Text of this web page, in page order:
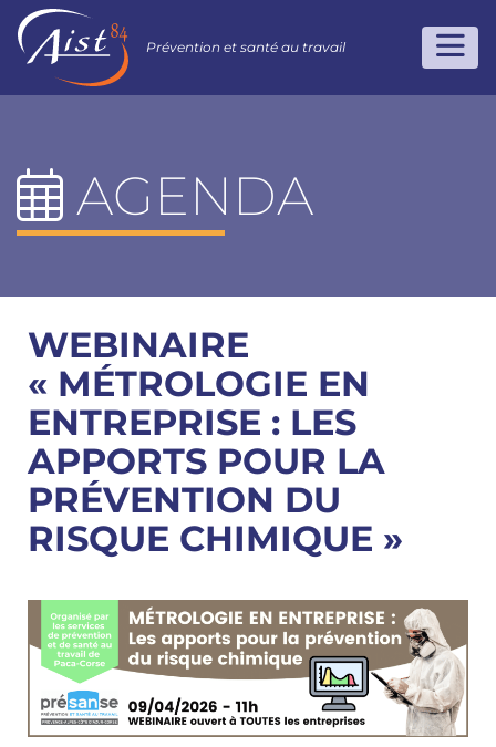
Prévention et santé au travail
AGENDA
WEBINAIRE
« MÉTROLOGIE EN
ENTREPRISE : LES
APPORTS POUR LA
PRÉVENTION DU
RISQUE CHIMIQUE »